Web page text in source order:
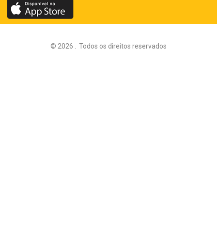
© 2026 Todos os direitos reservados